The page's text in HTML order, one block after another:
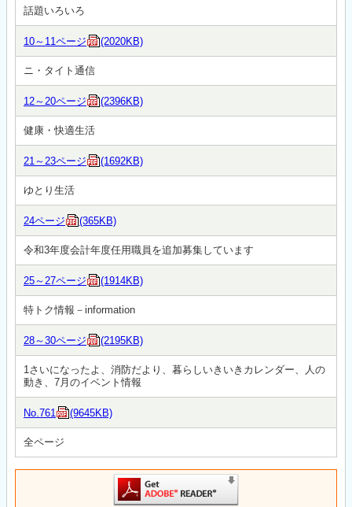
話題いろいろ
10～11ページ (2020KB)
ニ・タイト通信
12～20ページ (2396KB)
健康・快適生活
21～23ページ (1692KB)
ゆとり生活
24ページ (365KB)
令和3年度会計年度任用職員を追加募集しています
25～27ページ (1914KB)
特トク情報－information
28～30ページ (2195KB)
1さいになったよ、消防だより、暮らしいきいきカレンダー、人の
動き、7月のイベント情報
No.761 (9645KB)
全ページ